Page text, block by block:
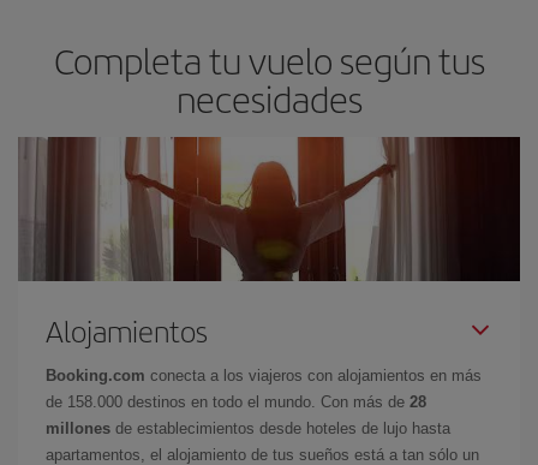
Completa tu vuelo según tus
necesidades
Alojamientos
Booking.com conecta a los viajeros con alojamientos en más
de 158.000 destinos en todo el mundo. Con más de 28
millones de establecimientos desde hoteles de lujo hasta
apartamentos, el alojamiento de tus sueños está a tan sólo un